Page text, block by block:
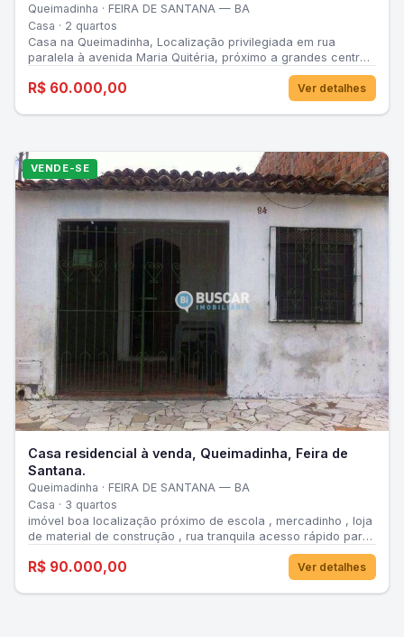
Queimadinha · FEIRA DE SANTANA — BA
Casa · 2 quartos
Casa na Queimadinha, Localização privilegiada em rua
paralela à avenida Maria Quitéria, próximo a grandes centros
comerciais rua paralela a escola são joão da escócia .
R$ 60.000,00 Ver detalhes
VENDE-SE
Casa residencial à venda, Queimadinha, Feira de
Santana.
Queimadinha · FEIRA DE SANTANA — BA
Casa · 3 quartos
imóvel boa localização próximo de escola , mercadinho , loja
de material de construção , rua tranquila acesso rápido para
referência
R$ 90.000,00 Ver detalhes